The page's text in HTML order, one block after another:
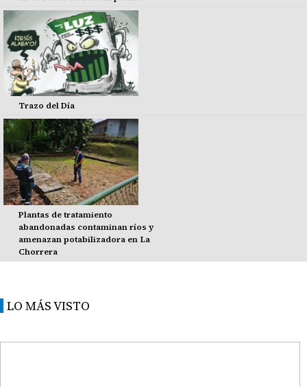
Trazo del Día
Plantas de tratamiento
abandonadas contaminan ríos y
amenazan potabilizadora en La
Chorrera
LO MÁS VISTO